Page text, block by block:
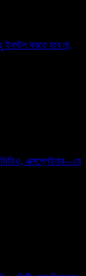
করতে হবে না,
এক্সপ্লেইনার—যে